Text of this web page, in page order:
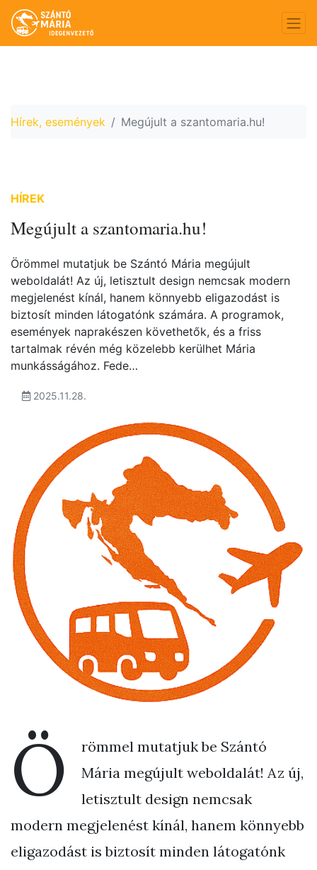
Hírek, események Megújult a szantomaria.hu!
HÍREK
Megújult a szantomaria.hu!
Örömmel mutatjuk be Szántó Mária megújult
weboldalát! Az új, letisztult design nemcsak modern
megjelenést kínál, hanem könnyebb eligazodást is
biztosít minden látogatónk számára. A programok,
események naprakészen követhetők, és a friss
tartalmak révén még közelebb kerülhet Mária
munkásságához. Fede…
2025.11.28.
Ö
römmel mutatjuk be Szántó
Mária megújult weboldalát! Az új,
letisztult design nemcsak
modern megjelenést kínál, hanem könnyebb
eligazodást is biztosít minden látogatónk